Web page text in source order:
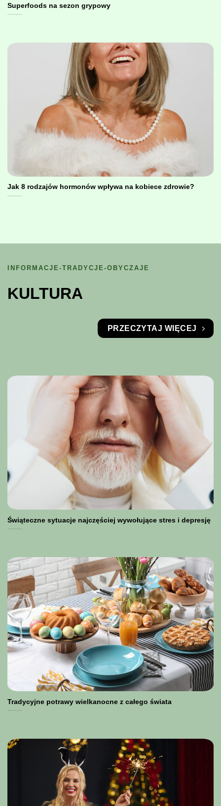
Superfoods na sezon grypowy
Jak 8 rodzajów hormonów wpływa na kobiece zdrowie?
INFORMACJE-TRADYCJE-OBYCZAJE
KULTURA
PRZECZYTAJ WIĘCEJ
Świąteczne sytuacje najczęściej wywołujące stres i depresję
Tradycyjne potrawy wielkanocne z całego świata